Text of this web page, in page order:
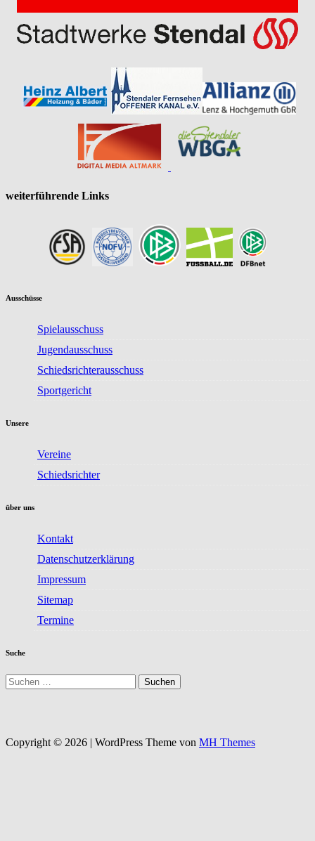
weiterführende Links
Ausschüsse
Spielausschuss
Jugendausschuss
Schiedsrichterausschuss
Sportgericht
Unsere
Vereine
Schiedsrichter
über uns
Kontakt
Datenschutzerklärung
Impressum
Sitemap
Termine
Suche
Suchen
nach:
Copyright © 2026 | WordPress Theme von MH Themes